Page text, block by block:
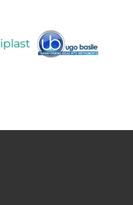
Ugo